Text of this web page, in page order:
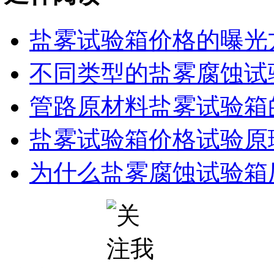
盐雾试验箱价格的曝光
不同类型的盐雾腐蚀试
管路原材料盐雾试验箱
盐雾试验箱价格试验原
为什么盐雾腐蚀试验箱